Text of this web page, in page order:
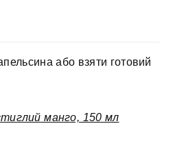
або взяти готовий
манго, 150 мл